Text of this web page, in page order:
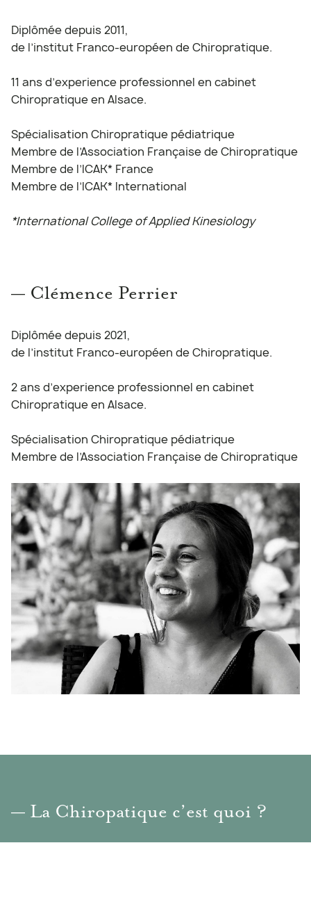
Diplômée depuis 2011,
de l’institut Franco-européen de Chiropratique.
11 ans d’experience professionnel en cabinet
Chiropratique en Alsace.
Spécialisation Chiropratique pédiatrique
Membre de l’Association Française de Chiropratique
Membre de l’ICAK* France
Membre de l’ICAK* International
*International College of Applied Kinesiology
— Clémence Perrier
Diplômée depuis 2021,
de l’institut Franco-européen de Chiropratique.
2 ans d’experience professionnel en cabinet
Chiropratique en Alsace.
Spécialisation Chiropratique pédiatrique
Membre de l’Association Française de Chiropratique
— La Chiropatique c’est quoi ?